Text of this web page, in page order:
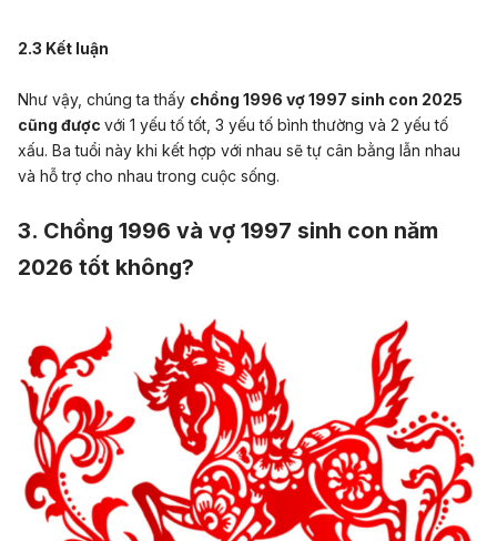
2.3 Kết luận
Như vậy, chúng ta thấy chồng 1996 vợ 1997 sinh con 2025
cũng được với 1 yếu tố tốt, 3 yếu tố bình thường và 2 yếu tố
xấu. Ba tuổi này khi kết hợp với nhau sẽ tự cân bằng lẫn nhau
và hỗ trợ cho nhau trong cuộc sống.
3. Chồng 1996 và vợ 1997 sinh con năm
2026 tốt không?